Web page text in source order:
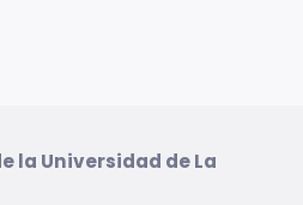
la Universidad de La